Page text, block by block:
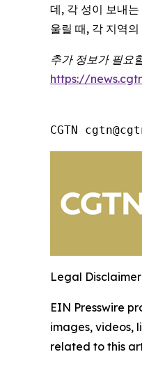
데, 각 성이 보내
울릴 때, 각 지역
추가 정보가 필요
https://
CGTN
Legal
EIN Presswire
images, videos,
related to this